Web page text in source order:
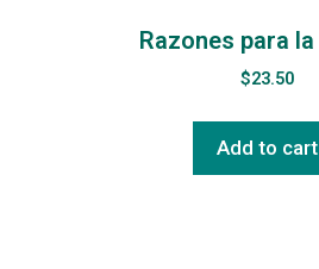
Razones para
$23.50
Add to cart